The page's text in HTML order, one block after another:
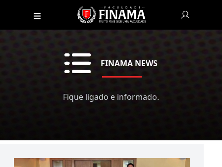
FINAMA NEWS
Fique ligado e informado.